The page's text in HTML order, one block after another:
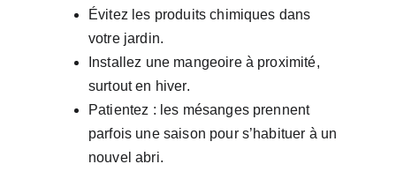
Évitez les produits chimiques dans
votre jardin.
Installez une mangeoire à proximité,
surtout en hiver.
Patientez : les mésanges prennent
parfois une saison pour s’habituer à un
nouvel abri.